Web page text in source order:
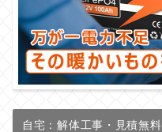
自宅：解体工事・見積無料